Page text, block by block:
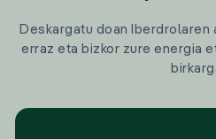
Deskargatu doan Iberdrolaren
erraz eta bizkor zure energia